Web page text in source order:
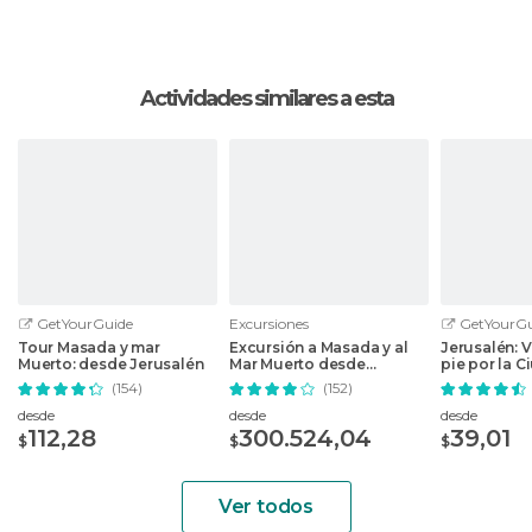
Actividades similares a esta
GetYourGuide
Tour Masada y mar
Muerto: desde Jerusalén
(154)
desde
$112,28
Excursiones
Excursión a Masada y al
Mar Muerto desde
Jerusalén
(152)
desde
$300.524,04
Jerusalén:
pie por la
desde
$39,01
Ver todos